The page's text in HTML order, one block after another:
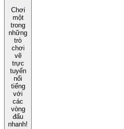
Chơi
một
trong
những
trò
chơi
vẽ
trực
tuyến
nổi
tiếng
với
các
vòng
đấu
nhanh!